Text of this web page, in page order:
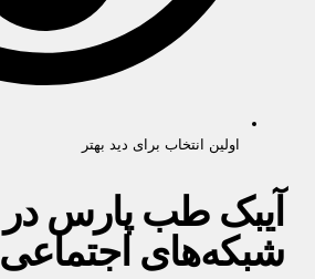
اولین انتخاب برای دید بهتر
آیبک طب پارس در
شبکه‌های اجتماعی